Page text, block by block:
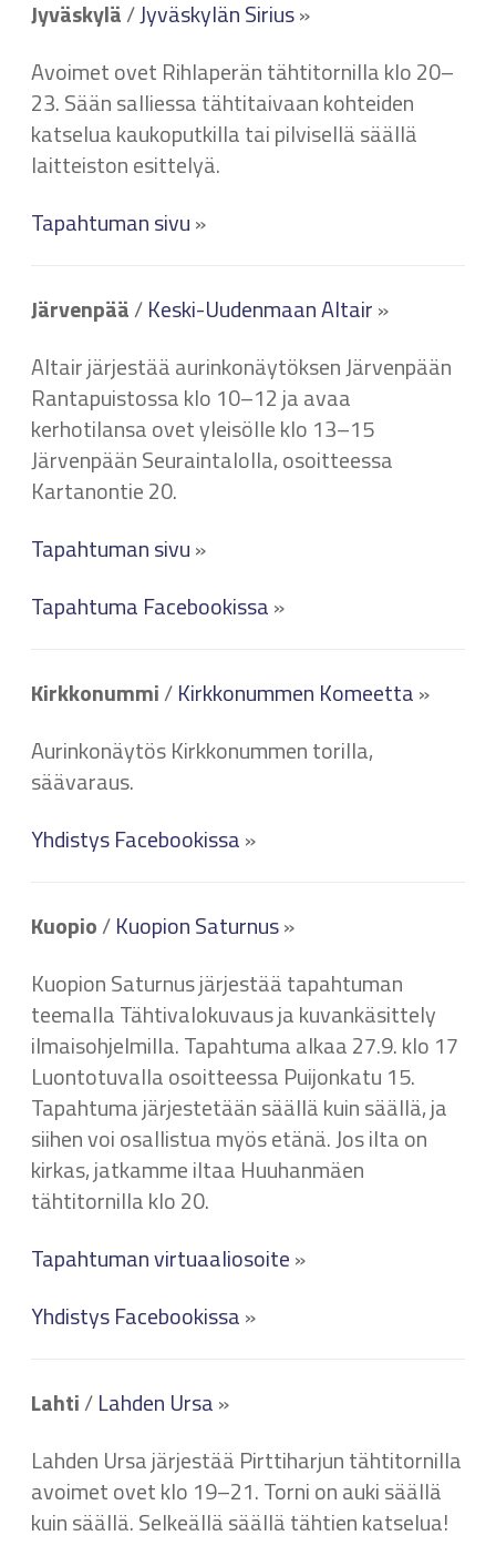
Jyväskylä/Jyväskylän Sirius»
Avoimet ovet Rihlaperän tähtitornilla klo 20–
23. Sään salliessa tähtitaivaan kohteiden
katselua kaukoputkilla tai pilvisellä säällä
laitteiston esittelyä.
Tapahtuman sivu»
Järvenpää/Keski-Uudenmaan Altair»
Altair järjestää aurinkonäytöksen Järvenpään
Rantapuistossa klo 10–12 ja avaa
kerhotilansa ovet yleisölle klo 13–15
Järvenpään Seuraintalolla, osoitteessa
Kartanontie 20.
Tapahtuman sivu»
Tapahtuma Facebookissa»
Kirkkonummi/Kirkkonummen Komeetta»
Aurinkonäytös Kirkkonummen torilla,
säävaraus.
Yhdistys Facebookissa»
Kuopio/Kuopion Saturnus»
Kuopion Saturnus järjestää tapahtuman
teemalla Tähtivalokuvaus ja kuvankäsittely
ilmaisohjelmilla. Tapahtuma alkaa 27.9. klo 17
Luontotuvalla osoitteessa Puijonkatu 15.
Tapahtuma järjestetään säällä kuin säällä, ja
siihen voi osallistua myös etänä. Jos ilta on
kirkas, jatkamme iltaa Huuhanmäen
tähtitornilla klo 20.
Tapahtuman virtuaaliosoite»
Yhdistys Facebookissa»
Lahti/Lahden Ursa»
Lahden Ursa järjestää Pirttiharjun tähtitornilla
avoimet ovet klo 19–21. Torni on auki säällä
kuin säällä. Selkeällä säällä tähtien katselua!